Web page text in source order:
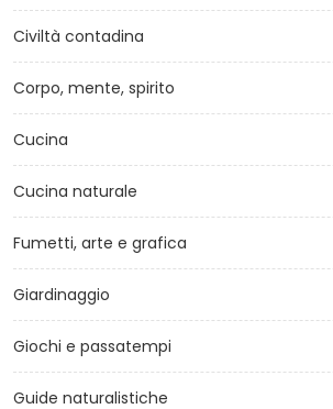
Civiltà contadina
Corpo, mente, spirito
Cucina
Cucina naturale
Fumetti, arte e grafica
Giardinaggio
Giochi e passatempi
Guide naturalistiche